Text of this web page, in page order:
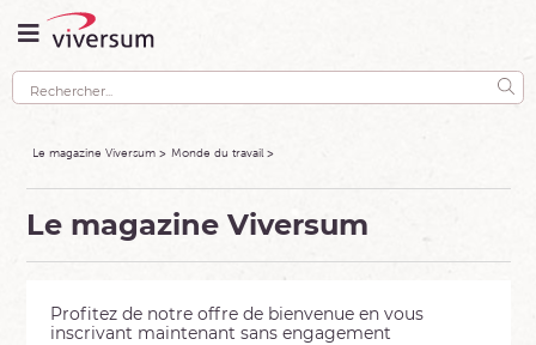
Le magazine Viversum Monde du travail
Le magazine Viversum
Profitez de notre offre de bienvenue en vous
inscrivant maintenant sans engagement